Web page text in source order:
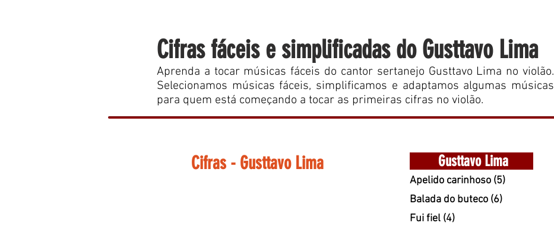
Cifras fáceis e simplificadas do Gusttavo Lima
Aprenda a tocar músicas fáceis do cantor sertanejo Gusttavo Lima no violão.
Selecionamos músicas fáceis, simplificamos e adaptamos algumas músicas
para quem está começando a tocar as primeiras cifras no violão.
Cifras - Gusttavo Lima Gusttavo Lima
Apelido carinhoso (5)
Balada do buteco (6)
Fui fiel (4)